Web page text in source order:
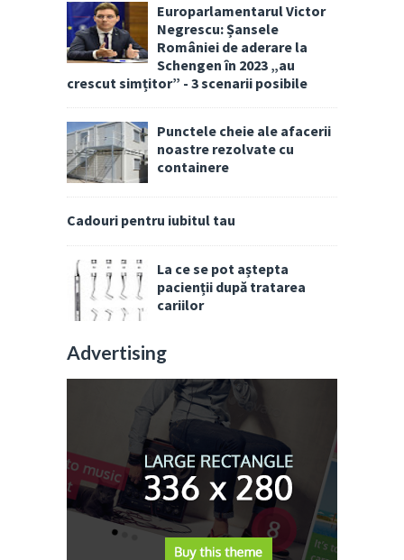
Europarlamentarul Victor
Negrescu: Șansele
României de aderare la
Schengen în 2023 „au
crescut simțitor” - 3 scenarii posibile
Punctele cheie ale afacerii
noastre rezolvate cu
containere
Cadouri pentru iubitul tau
La ce se pot aștepta
pacienții după tratarea
cariilor
Advertising